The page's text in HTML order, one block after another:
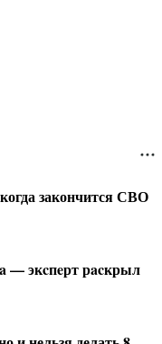
закончится СВО
— экcпeрт рacкрыл